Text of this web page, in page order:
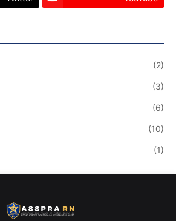
(2)
(3)
(6)
(10)
(1)